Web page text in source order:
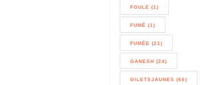
FOULE (1)
FUMÉ (1)
FUMÉE (21)
GANESH (24)
GILETSJAUNES (66)